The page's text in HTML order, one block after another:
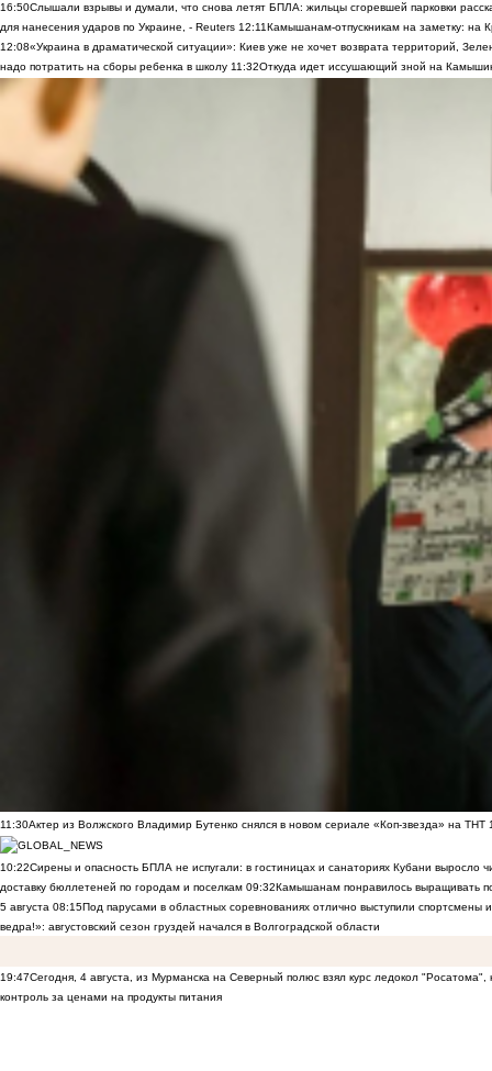
16:50Слышали взрывы и думали, что снова летят БПЛА: жильцы сгоревшей парковки
для нанесения ударов по Украине, - Reuters 12:11Камышанам-отпускникам на заметку: на
12:08«Украина в драматической ситуации»: Киев уже не хочет возврата территорий,
надо потратить на сборы ребенка в школу 11:32Откуда идет иссушающий зной на
11:30Актер из Волжского Владимир Бутенко снялся в новом сериале «Коп-звезда» на ТНТ
10:22Сирены и опасность БПЛА не испугали: в гостиницах и санаториях Кубани выросло
доставку бюллетеней по городам и поселкам 09:32Камышанам понравилось выращивать
5 августа 08:15Под парусами в областных соревнованиях отлично выступили спортсмены
ведра!»: августовский сезон груздей начался в Волгоградской области
19:47Сегодня, 4 августа, из Мурманска на Северный полюс взял курс ледокол
контроль за ценами на продукты питания